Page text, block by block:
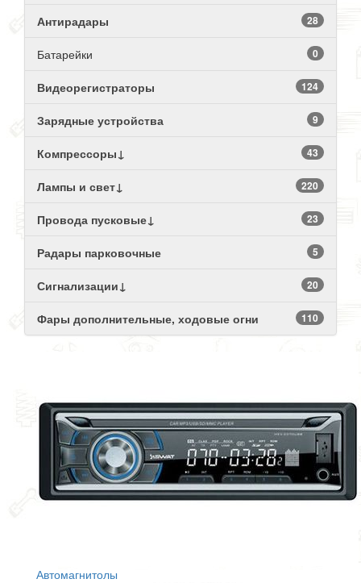
Антирадары 28
Батарейки 0
Видеорегистраторы 124
Зарядные устройства 9
Компрессоры↓ 43
Лампы и свет↓ 220
Провода пусковые↓ 23
Радары парковочные 5
Сигнализации↓ 20
Фары дополнительные, ходовые огни 110
Автомагнитолы